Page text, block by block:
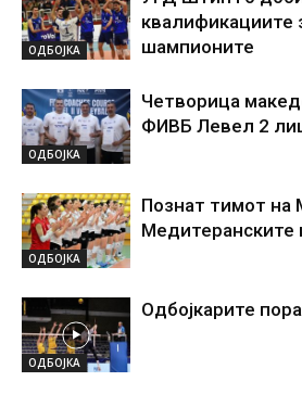
ОДБОЈКА
квалификациите
шампионите
ОДБОЈКА
Четворица
ФИВБ Левел 2
ОДБОЈКА
Познат тимот на
Медитеранските
ОДБОЈКА
Одбојкарите